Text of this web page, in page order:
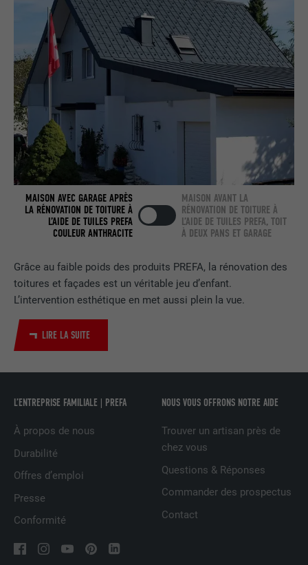
Grâce au faible poids des produits PREFA, la rénovation des
toitures et façades est un véritable jeu d’enfant.
L’intervention esthétique en met aussi plein la vue.
LIRE LA SUITE
MAISON AVEC GARAGE APRÈS
LA RÉNOVATION DE TOITURE À
L’AIDE DE TUILES PREFA
COULEUR ANTHRACITE
MAISON AVANT LA
RÉNOVATION DE TOITURE À
L’AIDE DE TUILES PREFA, TOIT
À DEUX PANS ET GARAGE
L’ENTREPRISE FAMILIALE | PREFA
À propos de nous
Durabilité
Offres d’emploi
Presse
Conformité
NOUS VOUS OFFRONS NOTRE AIDE
Trouver un artisan près de
chez vous
Questions & Réponses
Commander des prospectus
Contact
NOM bcookie
FOURNISSEUR LinkedIn
EXPIRATION
UTILITÉ
Utilisé par le service de réseau social
LinkedIn pour suivre l'utilisation de
services intégrés.
NOM bscookie
FOURNISSEUR LinkedIn
UTILITÉ
Utilisé par le service de réseau social
LinkedIn pour suivre l'utilisation de
EXPIRATION
UTILITÉ
plusieurs sites Internet afin d'afficher de
la publicité adaptée aux préférences de
NOM lidc